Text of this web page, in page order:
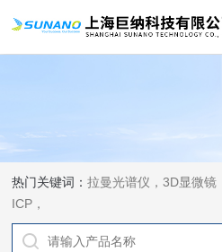
热门关键词：拉曼光谱仪，3D显微镜
ICP，